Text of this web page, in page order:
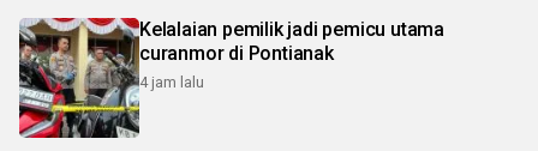
Kelalaian pemilik jadi pemicu utama
curanmor di Pontianak
4 jam lalu